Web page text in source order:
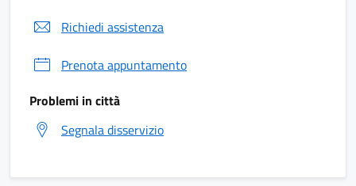
Richiedi assistenza
Prenota appuntamento
Problemi in città
Segnala disservizio